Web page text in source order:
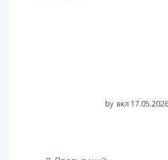
by вкл 17.05.2026